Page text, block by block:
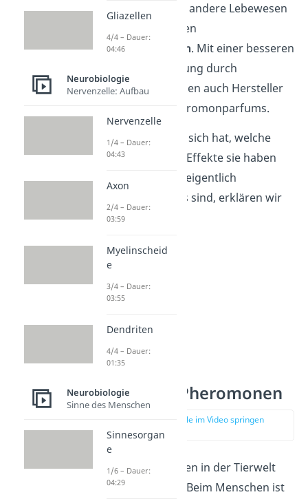
und beeinflussen andere Lebewesen
unbewusst in ihren
Verhaltensweisen. Mit einer besseren
sexuellen Anziehung durch
Pheromone werben auch Hersteller
sogenannter Pheromonparfums.
Was es damit auf sich hat, welche
ungewöhnlichen Effekte sie haben
können und was eigentlich
Pheromon-Partys sind, erklären wir
jetzt!
Arten von Pheromonen
zur Stelle im Video springen
(01:05)
Pheromone spielen in der Tierwelt
eine große Rolle. Beim Menschen ist
Gliazellen
4/4 – Dauer:
04:46
Neurobiologie
Nervenzelle: Aufbau
Nervenzelle
1/4 – Dauer:
04:43
Axon
2/4 – Dauer:
03:59
Myelinscheid
e
3/4 – Dauer:
03:55
Dendriten
4/4 – Dauer:
01:35
Neurobiologie
Sinne des Menschen
Sinnesorgan
e
1/6 – Dauer:
04:29